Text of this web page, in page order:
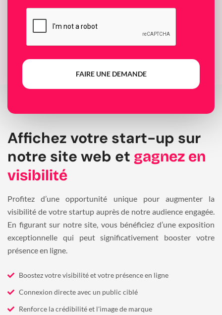
FAIRE UNE DEMANDE
Affichez votre start-up sur
notre site web et gagnez en
visibilité
Profitez d’une opportunité unique pour augmenter la
visibilité de votre startup auprès de notre audience engagée.
En figurant sur notre site, vous bénéficiez d’une exposition
exceptionnelle qui peut significativement booster votre
présence en ligne.
Boostez votre visibilité et votre présence en ligne
Connexion directe avec un public ciblé
Renforce la crédibilité et l'image de marque